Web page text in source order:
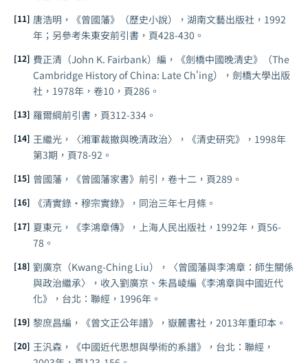
唐浩明，《曾國藩》（歷史小說），湖南文藝出版社，1992
年；另參考朱東安前引書，頁428-430。
費正清（John K. Fairbank）編，《劍橋中國晚清史》（The
Cambridge History of China: Late Ch'ing），劍橋大學出版
社，1978年，卷10，頁286。
羅爾綱前引書，頁312-334。
王繼光，〈湘軍裁撤與晚清政治〉，《清史研究》，1998年
第3期，頁78-92。
曾國藩，《曾國藩家書》前引，卷十二，頁289。
《清實錄·穆宗實錄》，同治三年七月條。
夏東元，《李鴻章傳》，上海人民出版社，1992年，頁56-
78。
劉廣京（Kwang-Ching Liu），〈曾國藩與李鴻章：師生關係
與政治繼承〉，收入劉廣京、朱昌崚編《李鴻章與中國近代
化》，台北：聯經，1996年。
黎庶昌編，《曾文正公年譜》，嶽麓書社，2013年重印本。
王汎森，《中國近代思想與學術的系譜》，台北：聯經，